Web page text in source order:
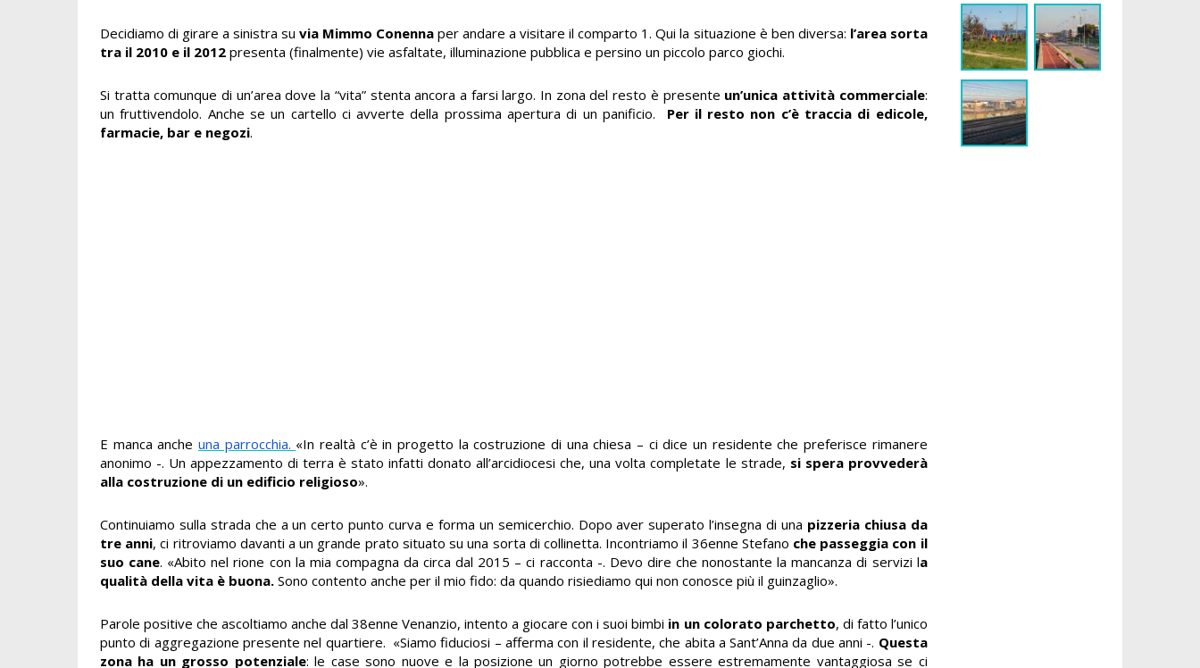
Decidiamo di girare a sinistra suvia Mimmo Conenna per andare a visitare il comparto 1. Qui la situazione è ben diversa: l’area sorta
tra il 2010 e il 2012 presenta (finalmente) vie asfaltate, illuminazione pubblica e persino un piccolo parco giochi.
Si tratta comunque di un’area dove la “vita” stenta ancora a farsi largo. In zona del resto è presente un’unica attività commerciale:
un fruttivendolo. Anche se un cartello ci avverte della prossima apertura di un panificio. Per il resto non c’è traccia di edicole,
farmacie, bar e negozi.
E manca anche una parrocchia. «In realtà c’è in progetto la costruzione di una chiesa – ci dice un residente che preferisce rimanere
anonimo -. Un appezzamento di terra è stato infatti donato all’arcidiocesi che, una volta completate le strade, si spera provvederà
alla costruzione di un edificio religioso».
Continuiamo sulla strada che a un certo punto curva e forma un semicerchio. Dopo aver superato l’insegna di una pizzeria chiusa da
tre anni, ci ritroviamo davanti a un grande prato situato su una sorta di collinetta. Incontriamo il 36enne Stefano che passeggia con il
suo cane. «Abito nel rione con la mia compagna da circa dal 2015 – ci racconta -. Devo dire che nonostante la mancanza di servizi la
qualità della vita è buona. Sono contento anche per il mio fido: da quando risiediamo qui non conosce più il guinzaglio».
Parole positive che ascoltiamo anche dal 38enne Venanzio, intento a giocare con i suoi bimbi in un colorato parchetto, di fatto l’unico
punto di aggregazione presente nel quartiere. «Siamo fiduciosi – afferma con il residente, che abita a Sant’Anna da due anni -. Questa
zona ha un grosso potenziale: le case sono nuove e la posizione un giorno potrebbe essere estremamente vantaggiosa se ci